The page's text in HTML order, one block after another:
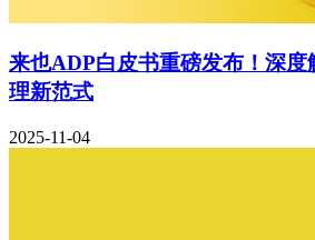
来也ADP白皮书重磅发布！深度
理新范式
2025-11-04